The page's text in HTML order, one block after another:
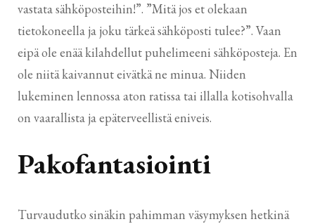
vastata sähköposteihin!”. ”Mitä jos et olekaan
tietokoneella ja joku tärkeä sähköposti tulee?”. Vaan
eipä ole enää kilahdellut puhelimeeni sähköposteja. En
ole niitä kaivannut eivätkä ne minua. Niiden
lukeminen lennossa aton ratissa tai illalla kotisohvalla
on vaarallista ja epäterveellistä eniveis.
Pakofantasiointi
Turvaudutko sinäkin pahimman väsymyksen hetkinä